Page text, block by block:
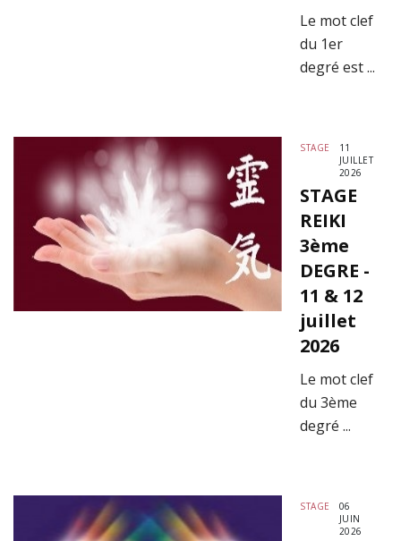
Le mot clef
du 1er
degré est ...
STAGE
11
JUILLET
2026
STAGE
REIKI
3ème
DEGRE -
11 & 12
juillet
2026
Le mot clef
du 3ème
degré ...
STAGE
06
JUIN
2026